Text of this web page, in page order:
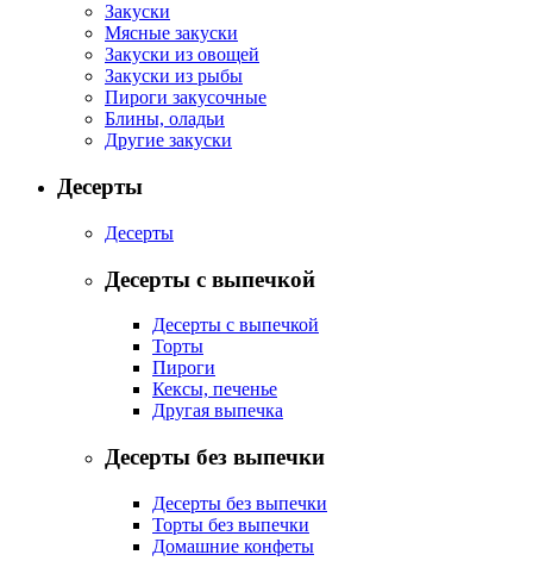
Закуски
Мясные закуски
Закуски из овощей
Закуски из рыбы
Пироги закусочные
Блины, оладьи
Другие закуски
Десерты
Десерты
Десерты с выпечкой
Десерты с выпечкой
Торты
Пироги
Кексы, печенье
Другая выпечка
Десерты без выпечки
Десерты без выпечки
Торты без выпечки
Домашние конфеты